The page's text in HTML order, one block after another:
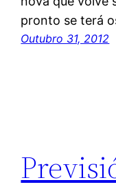
pronto se terá
Outubro 31, 2012